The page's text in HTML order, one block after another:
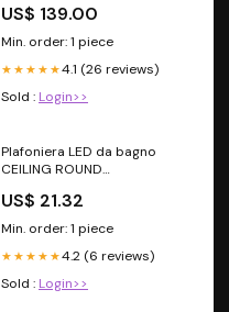
US$ 139.00
Min. order: 1 piece
★★★★★4.1 (26 reviews)
Sold : Login>>
Plafoniera LED da bagno
CEILING ROUND
Linea Eris
US$ 21.32
Min. order: 1 piece
★★★★★4.2 (6 reviews)
Sold : Login>>